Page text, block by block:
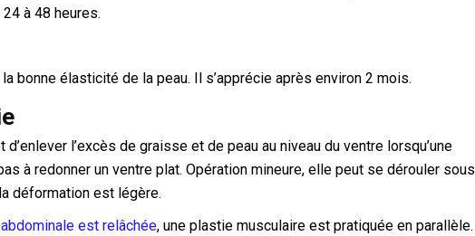
à 48 heures.
bonne élasticité de la peau. Il s’apprécie après environ 2 mois.
d’enlever l’excès de graisse et de peau au niveau du ventre lorsqu’une
à redonner un ventre plat. Opération mineure, elle peut se dérouler sous
déformation est légère.
est relâchée, une plastie musculaire est pratiquée en parallèle.